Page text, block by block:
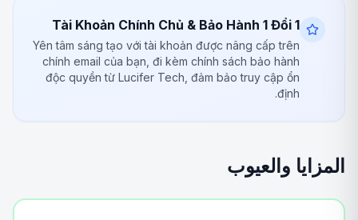
Tài Khoản Chính Chủ & Bảo Hành 1 Đổi 1
Yên tâm sáng tạo với tài khoản được nâng cấp trên
chính email của bạn, đi kèm chính sách bảo hành
độc quyền từ Lucifer Tech, đảm bảo truy cập ổn
định.
المزايا والعيوب